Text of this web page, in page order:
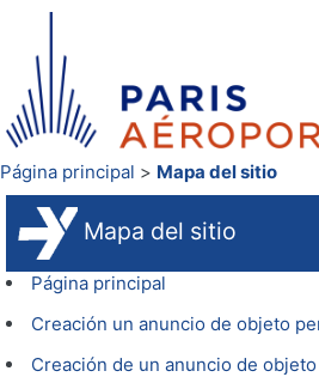
Página principal Mapa del sitio
Mapa del sitio
Página principal
Creación un anuncio de objeto
Creación de un anuncio de